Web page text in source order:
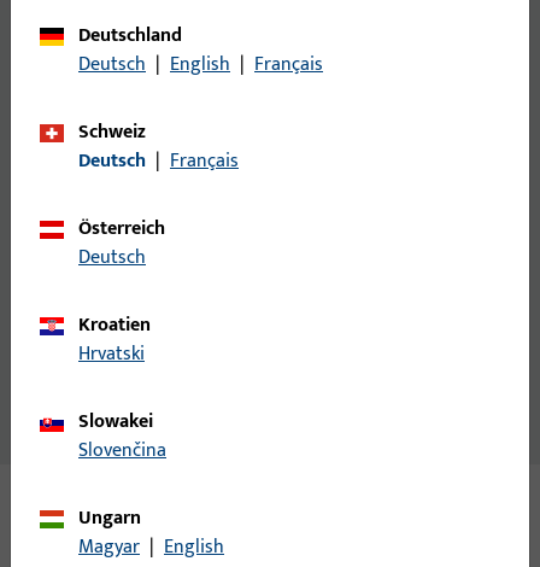
Technische Daten & Normen
Bestelllänge (BL)
Schließung
Schließbart
Not- und Gefahrenfunktion
* Zentral-Schließanlagen und Hauptschlüssel-Anlagen
Aufbau und Funktion des helius4000
Deutschland
Deutsch | English | Français
Schweiz
Deutsch | Français
Österreich
Deutsch
Kroatien
Hrvatski
Slowakei
Slovenčina
Ungarn
Magyar | English